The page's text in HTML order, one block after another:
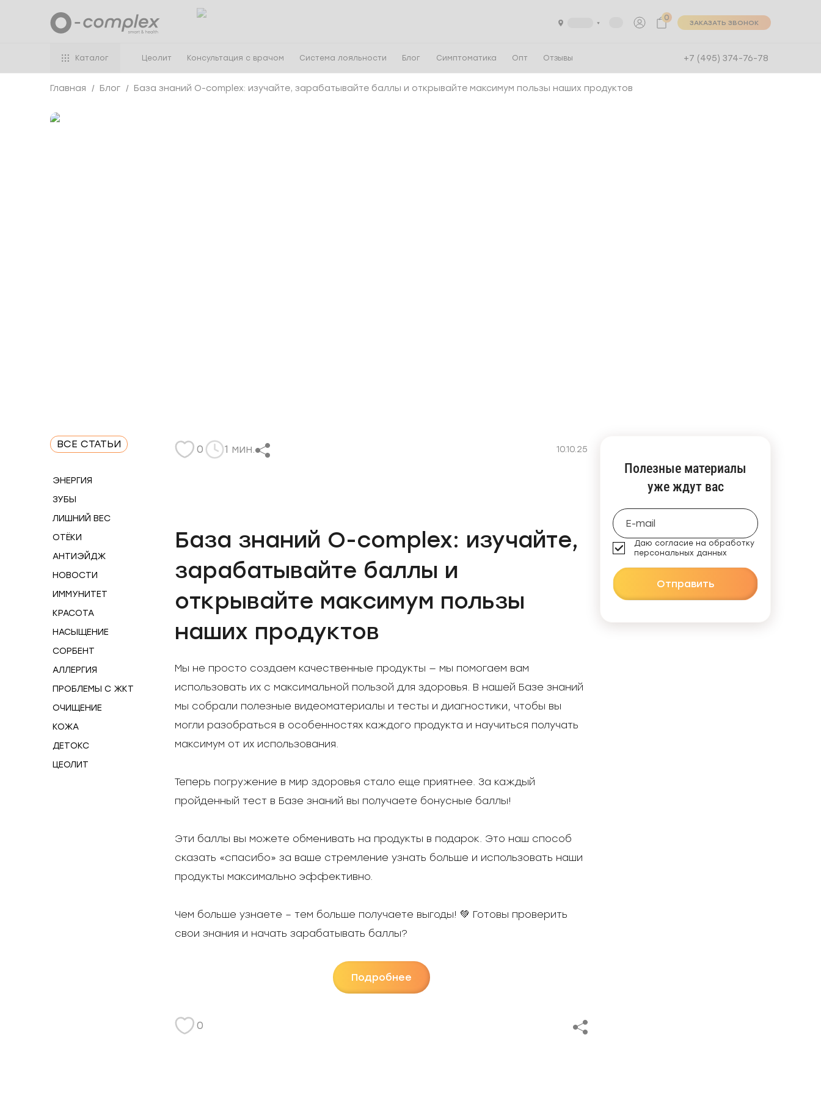
0
ЗАКАЗАТЬ ЗВОНОК
Каталог Цеолит Консультация с врачом Система лояльности Блог Симптоматика Опт Отзывы +7 (495) 374-76-78
Главная Блог База знаний O-complex: изучайте, зарабатывайте баллы и открывайте максимум пользы наших продуктов
ЦЕОЛИТ
ДЕТОКС
КОЖА
ОЧИЩЕНИЕ
ПРОБЛЕМЫ С ЖКТ
АЛЛЕРГИЯ
СОРБЕНТ
НАСЫЩЕНИЕ
КРАСОТА
ИММУНИТЕТ
НОВОСТИ
АНТИЭЙДЖ
ОТЁКИ
ЛИШНИЙ ВЕС
ЗУБЫ
ЭНЕРГИЯ
ВСЕ СТАТЬИ 0 1 мин. 10.10.25
База знаний O-complex: изучайте,
зарабатывайте баллы и
открывайте максимум пользы
наших продуктов
Мы не просто создаем качественные продукты — мы помогаем вам
использовать их с максимальной пользой для здоровья. В нашей Базе знаний
мы собрали полезные видеоматериалы и тесты и диагностики, чтобы вы
могли разобраться в особенностях каждого продукта и научиться получать
максимум от их использования.
Теперь погружение в мир здоровья стало еще приятнее. За каждый
пройденный тест в Базе знаний вы получаете бонусные баллы!
Эти баллы вы можете обменивать на продукты в подарок. Это наш способ
сказать «спасибо» за ваше стремление узнать больше и использовать наши
продукты максимально эффективно.
Чем больше узнаете – тем больше получаете выгоды! 💚 Готовы проверить
свои знания и начать зарабатывать баллы?
Подробнее
0
Полезные материалы
уже ждут вас
Даю согласие на обработку
персональных данных
Отправить